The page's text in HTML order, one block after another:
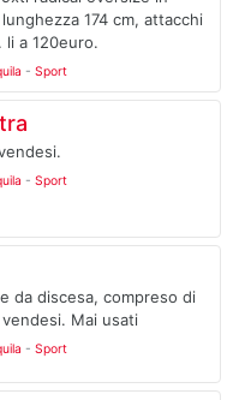
174 cm, attacchi
li a 120euro.
- Sport
- Sport
da discesa, compreso di
Mai usati
- Sport